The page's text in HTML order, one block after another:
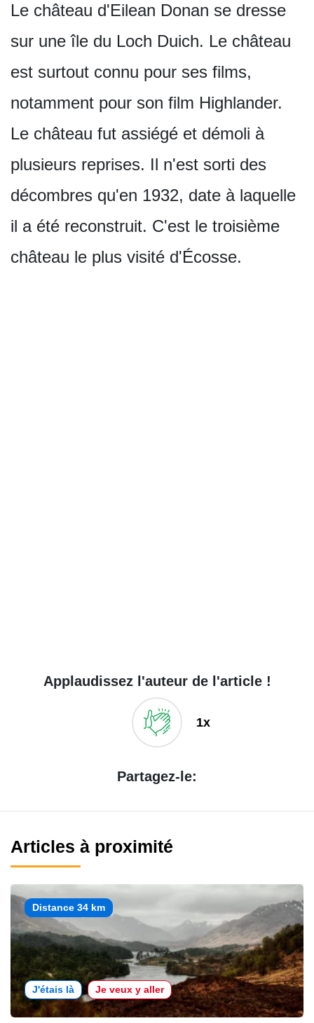
Le château d'Eilean Donan se dresse
sur une île du Loch Duich. Le château
est surtout connu pour ses films,
notamment pour son film Highlander.
Le château fut assiégé et démoli à
plusieurs reprises. Il n'est sorti des
décombres qu'en 1932, date à laquelle
il a été reconstruit. C'est le troisième
château le plus visité d'Écosse.
Applaudissez l'auteur de l'article !
1x
Partagez-le:
Articles à proximité
Distance 34 km
J'étais là Je veux y aller